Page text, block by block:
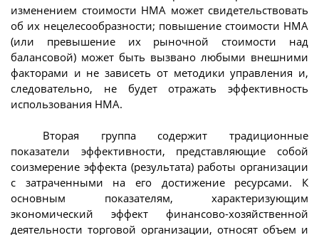
изменением стоимости НМА может свидетельствовать
об их нецелесообразности; повышение стоимости НМА
(или превышение их рыночной стоимости над
балансовой) может быть вызвано любыми внешними
факторами и не зависеть от методики управления и,
следовательно, не будет отражать эффективность
использования НМА.
Вторая группа содержит традиционные
показатели эффективности, представляющие собой
соизмерение эффекта (результата) работы организации
с затраченными на его достижение ресурсами. К
основным показателям, характеризующим
экономический эффект финансово-хозяйственной
деятельности торговой организации, относят объем и